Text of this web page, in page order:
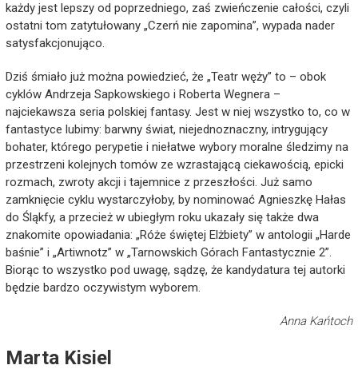
każdy jest lepszy od poprzedniego, zaś zwieńczenie całości, czyli
ostatni tom zatytułowany „Czerń nie zapomina”, wypada nader
satysfakcjonująco.
Dziś śmiało już można powiedzieć, że „Teatr węży” to – obok
cyklów Andrzeja Sapkowskiego i Roberta Wegnera –
najciekawsza seria polskiej fantasy. Jest w niej wszystko to, co w
fantastyce lubimy: barwny świat, niejednoznaczny, intrygujący
bohater, którego perypetie i niełatwe wybory moralne śledzimy na
przestrzeni kolejnych tomów ze wzrastającą ciekawością, epicki
rozmach, zwroty akcji i tajemnice z przeszłości. Już samo
zamknięcie cyklu wystarczyłoby, by nominować Agnieszkę Hałas
do Śląkfy, a przecież w ubiegłym roku ukazały się także dwa
znakomite opowiadania: „Róże świętej Elżbiety” w antologii „Harde
baśnie” i „Artiwnotz” w „Tarnowskich Górach Fantastycznie 2”.
Biorąc to wszystko pod uwagę, sądzę, że kandydatura tej autorki
będzie bardzo oczywistym wyborem.
Anna Kańtoch
Marta Kisiel